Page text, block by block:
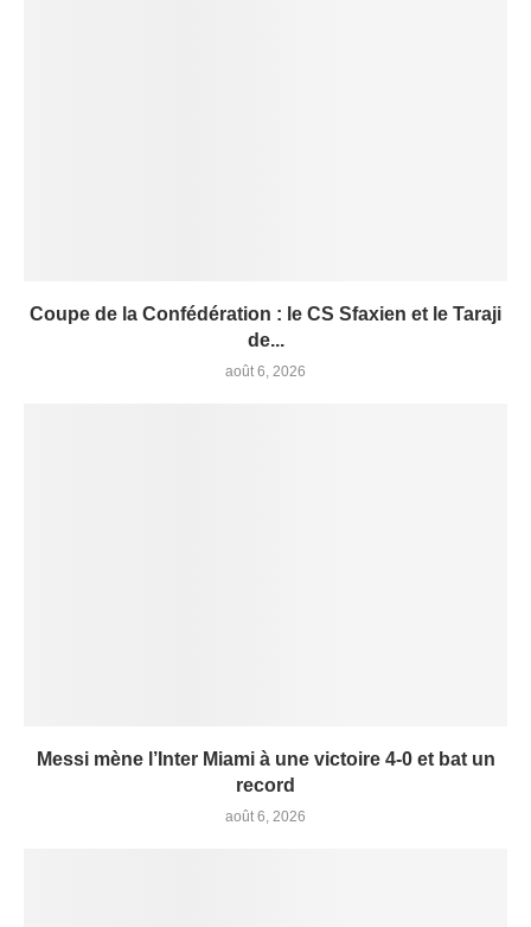
Coupe de la Confédération : le CS Sfaxien et le Taraji
de...
août 6, 2026
Messi mène l’Inter Miami à une victoire 4-0 et bat un
record
août 6, 2026